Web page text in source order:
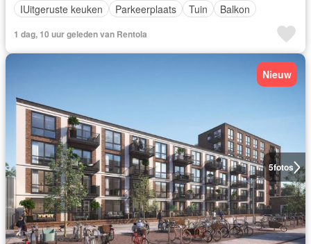
IUitgeruste keuken
Parkeerplaats Tuin Balkon
1 dag, 10 uur geleden van Rentola
5fotos
Nieuw